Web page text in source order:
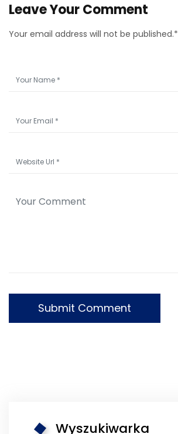
Leave Your Comment
Your email address will not be published.*
Wyszukiwarka